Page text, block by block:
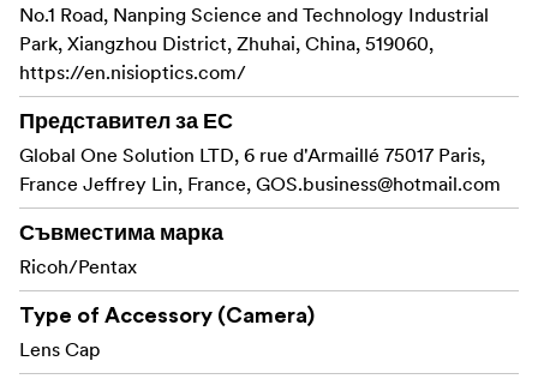
Премиум покритие – Прецизно нанесено чрез
пръскане, за да пасва перфектно на корпуса на Ricoh
GR IV за чист,интегриран вид.
Подобрена хватка – Включва стъпаловиден дизайн
на ръба за по-лесно боравене и по-сигурно
закрепванеи отстраняване.
Минималистичен дизайн
небоядисано лого „GR“ привлича вниманието към
камерата, като гарантира, чеаксесоарът я подчертава,
без да отвлича вниманието.
No.1 Road, Nanping Science and Technology Industrial
Park, Xiangzhou District, Zhuhai, China, 519060,
https://en.nisioptics.com/
Представител за ЕС
Global One Solution LTD, 6 rue d'Armaillé 75017 Paris,
France Jeffrey Lin, France, GOS.business@hotmail.com
Съвместима марка
Ricoh/Pentax
Type of Accessory (Camera)
Lens Cap